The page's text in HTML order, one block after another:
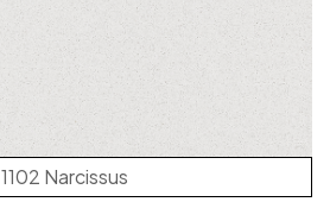
1102 Narcissus